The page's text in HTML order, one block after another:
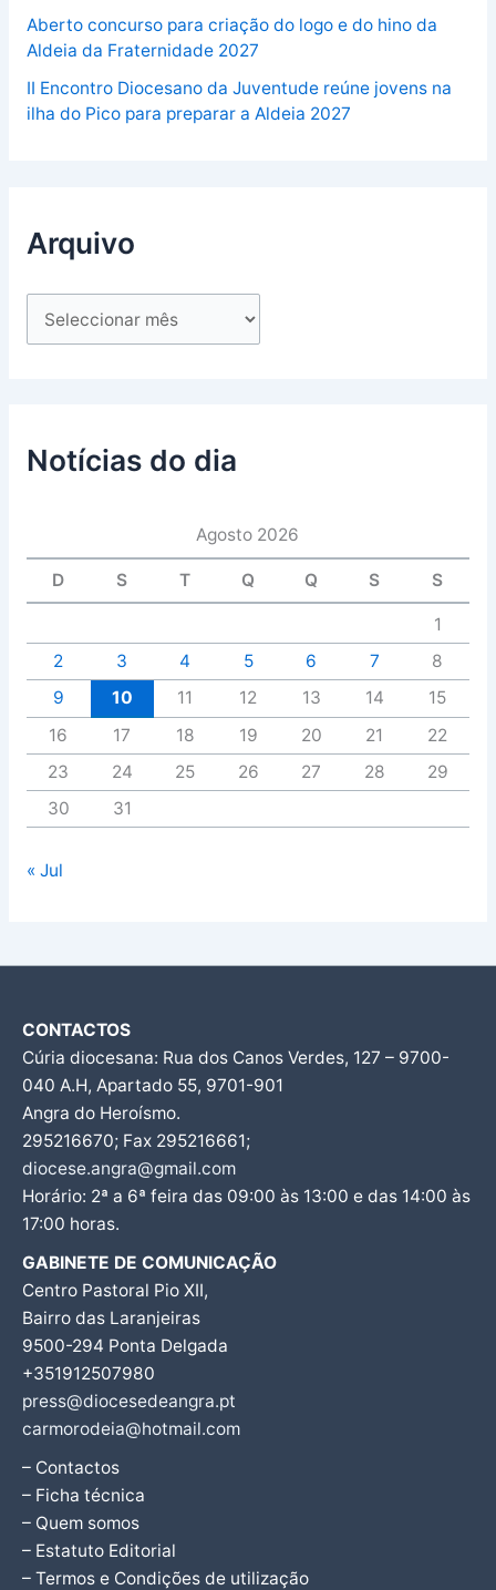
Aberto concurso para criação do logo e do hino da
Aldeia da Fraternidade 2027
II Encontro Diocesano da Juventude reúne jovens na
ilha do Pico para preparar a Aldeia 2027
Arquivo
Notícias do dia
Agosto 2026
D S T Q Q S S
1
2
3 4 5 6 7
8
9
10 11 12 13 14
15
16
17 18 19 20 21
22
23
24 25 26 27 28
29
30
31
« Jul
CONTACTOS
Cúria diocesana: Rua dos Canos Verdes, 127 – 9700-
040 A.H, Apartado 55, 9701-901
Angra do Heroísmo.
295216670; Fax 295216661;
diocese.angra@gmail.com
Horário: 2ª a 6ª feira das 09:00 às 13:00 e das 14:00 às
17:00 horas.
GABINETE DE COMUNICAÇÃO
Centro Pastoral Pio XII,
Bairro das Laranjeiras
9500-294 Ponta Delgada
+351912507980
press@diocesedeangra.pt
carmorodeia@hotmail.com
– Contactos
– Ficha técnica
– Quem somos
– Estatuto Editorial
– Termos e Condições de utilização